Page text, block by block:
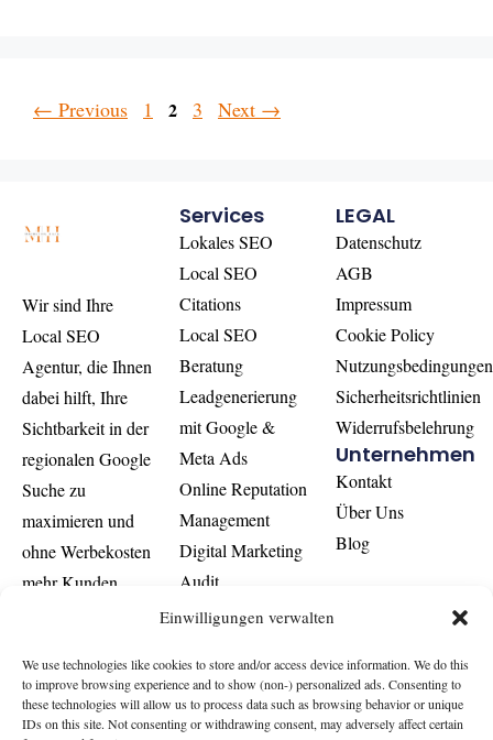
Einwilligungen verwalten
We use technologies like cookies to store and/or access device information. We do this
to improve browsing experience and to show (non-) personalized ads. Consenting to
these technologies will allow us to process data such as browsing behavior or unique
IDs on this site. Not consenting or withdrawing consent, may adversely affect certain
← Previous 1 2 3 Next →
Wir sind Ihre
Local SEO
Agentur, die Ihnen
dabei hilft, Ihre
Sichtbarkeit in der
regionalen Google
Suche zu
maximieren und
ohne Werbekosten
mehr Kunden
Services
Lokales SEO
Local SEO
Citations
Local SEO
Beratung
Leadgenerierung
mit Google &
Meta Ads
Online Reputation
Management
Digital Marketing
Audit
Unsere
Einsatzgebiete
Brandenburg
Bremen
Leipzig
LEGAL
Datenschutz
AGB
Impressum
Cookie Policy
Nutzungsbedingungen
Sicherheitsrichtlinien
Widerrufsbelehrung
Unternehmen
Kontakt
Über Uns
Blog